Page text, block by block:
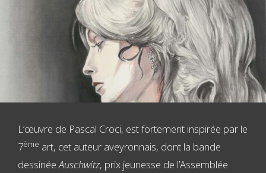
L’œuvre de Pascal Croci, est fortement inspirée par le
7ème art, cet auteur aveyronnais, dont la bande
dessinéeAuschwitz, prix jeunesse de l’Assemblée